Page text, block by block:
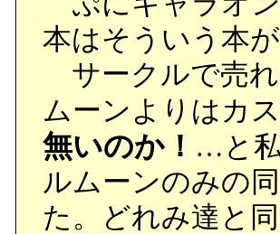
本はそういう本が
サークルで売
ムーンよりはカ
無いのか！ …と
ルムーンのみの
た。どれみ達と